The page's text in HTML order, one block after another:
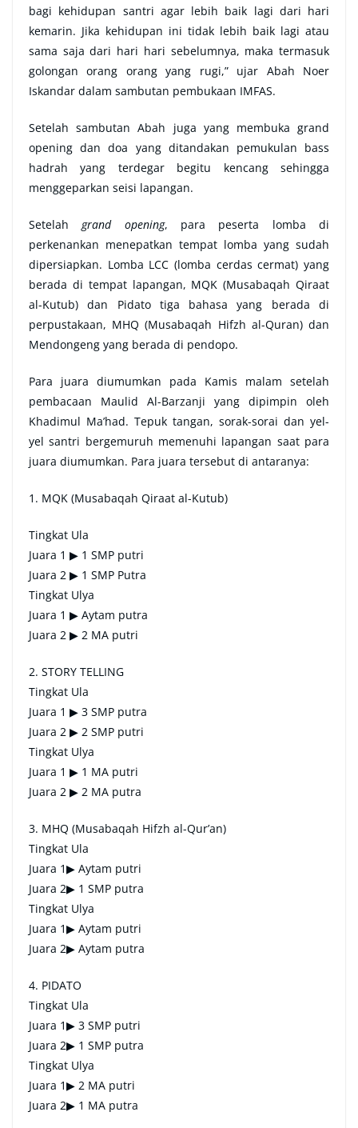
bagi kehidupan santri agar lebih baik lagi dari hari
kemarin. Jika kehidupan ini tidak lebih baik lagi atau
sama saja dari hari hari sebelumnya, maka termasuk
golongan orang orang yang rugi,” ujar Abah Noer
Iskandar dalam sambutan pembukaan IMFAS.
Setelah sambutan Abah juga yang membuka grand
opening dan doa yang ditandakan pemukulan bass
hadrah yang terdegar begitu kencang sehingga
menggeparkan seisi lapangan.
Setelahgrand opening, para peserta lomba di
perkenankan menepatkan tempat lomba yang sudah
dipersiapkan. Lomba LCC (lomba cerdas cermat) yang
berada di tempat lapangan, MQK (Musabaqah Qiraat
al-Kutub) dan Pidato tiga bahasa yang berada di
perpustakaan, MHQ (Musabaqah Hifzh al-Quran) dan
Mendongeng yang berada di pendopo.
Para juara diumumkan pada Kamis malam setelah
pembacaan Maulid Al-Barzanji yang dipimpin oleh
Khadimul Ma’had. Tepuk tangan, sorak-sorai dan yel-
yel santri bergemuruh memenuhi lapangan saat para
juara diumumkan. Para juara tersebut di antaranya:
1. MQK (Musabaqah Qiraat al-Kutub)
Tingkat Ula
Juara 1 ▶ 1 SMP putri
Juara 2 ▶ 1 SMP Putra
Tingkat Ulya
Juara 1 ▶ Aytam putra
Juara 2 ▶ 2 MA putri
2. STORY TELLING
Tingkat Ula
Juara 1 ▶ 3 SMP putra
Juara 2 ▶ 2 SMP putri
Tingkat Ulya
Juara 1 ▶ 1 MA putri
Juara 2 ▶ 2 MA putra
3. MHQ (Musabaqah Hifzh al-Qur’an)
Tingkat Ula
Juara 1▶ Aytam putri
Juara 2▶ 1 SMP putra
Tingkat Ulya
Juara 1▶ Aytam putri
Juara 2▶ Aytam putra
4. PIDATO
Tingkat Ula
Juara 1▶ 3 SMP putri
Juara 2▶ 1 SMP putra
Tingkat Ulya
Juara 1▶ 2 MA putri
Juara 2▶ 1 MA putra